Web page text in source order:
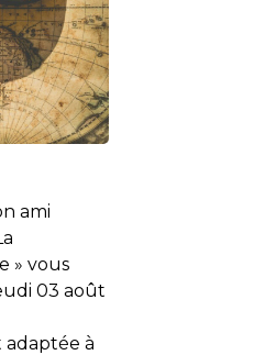
ami
» vous
03 août
adaptée à